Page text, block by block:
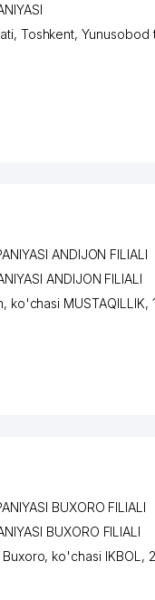
, Toshkent,Yunusobod
ANDIJON FILIALI
ANDIJON FILIALI
, ko'chasi MUSTAQILLIK,
BUXORO FILIALI
BUXORO FILIALI
Buxoro, ko'chasi IKBOL ,